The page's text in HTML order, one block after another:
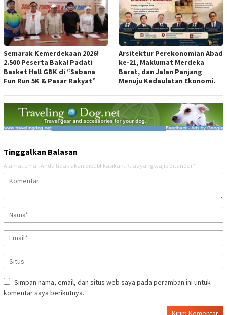
Semarak Kemerdekaan 2026!
2.500 Peserta Bakal Padati
Basket Hall GBK di “Sabana
Fun Run 5K & Pasar Rakyat”
Arsitektur Perekonomian Abad
ke-21, Maklumat Merdeka
Barat, dan Jalan Panjang
Menuju Kedaulatan Ekonomi.
Tinggalkan Balasan
Alamat email Anda tidak akan dipublikasikan. Ruas yang wajib ditandai *
Simpan nama, email, dan situs web saya pada peramban ini untuk
komentar saya berikutnya.